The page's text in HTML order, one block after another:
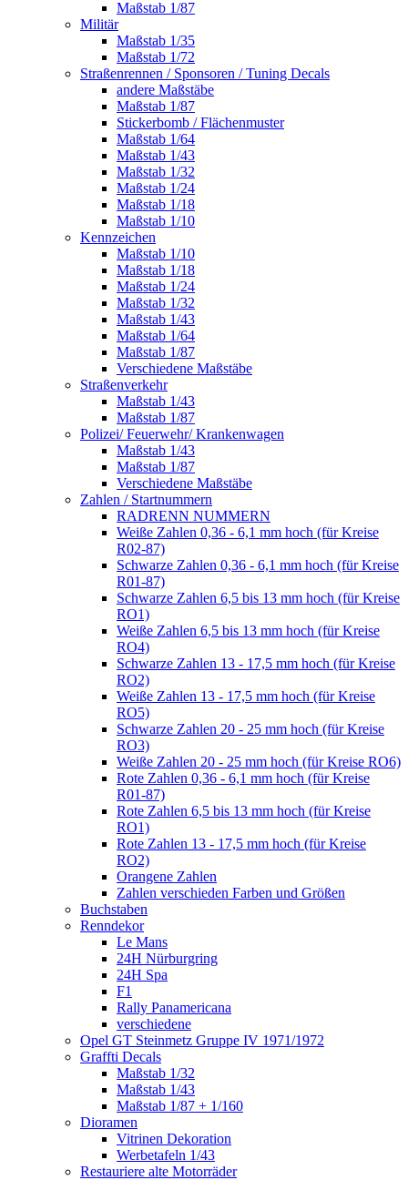
Maßstab 1/87
Militär
Maßstab 1/35
Maßstab 1/72
Straßenrennen / Sponsoren / Tuning Decals
andere Maßstäbe
Maßstab 1/87
Stickerbomb / Flächenmuster
Maßstab 1/64
Maßstab 1/43
Maßstab 1/32
Maßstab 1/24
Maßstab 1/18
Maßstab 1/10
Kennzeichen
Maßstab 1/10
Maßstab 1/18
Maßstab 1/24
Maßstab 1/32
Maßstab 1/43
Maßstab 1/64
Maßstab 1/87
Verschiedene Maßstäbe
Straßenverkehr
Maßstab 1/43
Maßstab 1/87
Polizei/ Feuerwehr/ Krankenwagen
Maßstab 1/43
Maßstab 1/87
Verschiedene Maßstäbe
Zahlen / Startnummern
RADRENN NUMMERN
Weiße Zahlen 0,36 - 6,1 mm hoch (für Kreise
R02-87)
Schwarze Zahlen 0,36 - 6,1 mm hoch (für Kreise
R01-87)
Schwarze Zahlen 6,5 bis 13 mm hoch (für Kreise
RO1)
Weiße Zahlen 6,5 bis 13 mm hoch (für Kreise
RO4)
Schwarze Zahlen 13 - 17,5 mm hoch (für Kreise
RO2)
Weiße Zahlen 13 - 17,5 mm hoch (für Kreise
RO5)
Schwarze Zahlen 20 - 25 mm hoch (für Kreise
RO3)
Weiße Zahlen 20 - 25 mm hoch (für Kreise RO6)
Rote Zahlen 0,36 - 6,1 mm hoch (für Kreise
R01-87)
Rote Zahlen 6,5 bis 13 mm hoch (für Kreise
RO1)
Rote Zahlen 13 - 17,5 mm hoch (für Kreise
RO2)
Orangene Zahlen
Zahlen verschieden Farben und Größen
Buchstaben
Renndekor
Le Mans
24H Nürburgring
24H Spa
F1
Rally Panamericana
verschiedene
Opel GT Steinmetz Gruppe IV 1971/1972
Graffti Decals
Maßstab 1/32
Maßstab 1/43
Maßstab 1/87 + 1/160
Dioramen
Vitrinen Dekoration
Werbetafeln 1/43
Restauriere alte Motorräder